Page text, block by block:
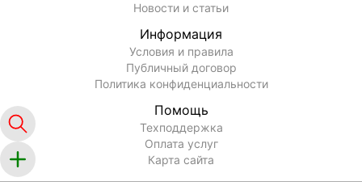
Новости и статьи
Информация
Условия и правила
Публичный договор
Политика конфиденциальности
Помощь
Техподдержка
Оплата услуг
Карта сайта